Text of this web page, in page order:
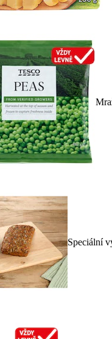
Speciální